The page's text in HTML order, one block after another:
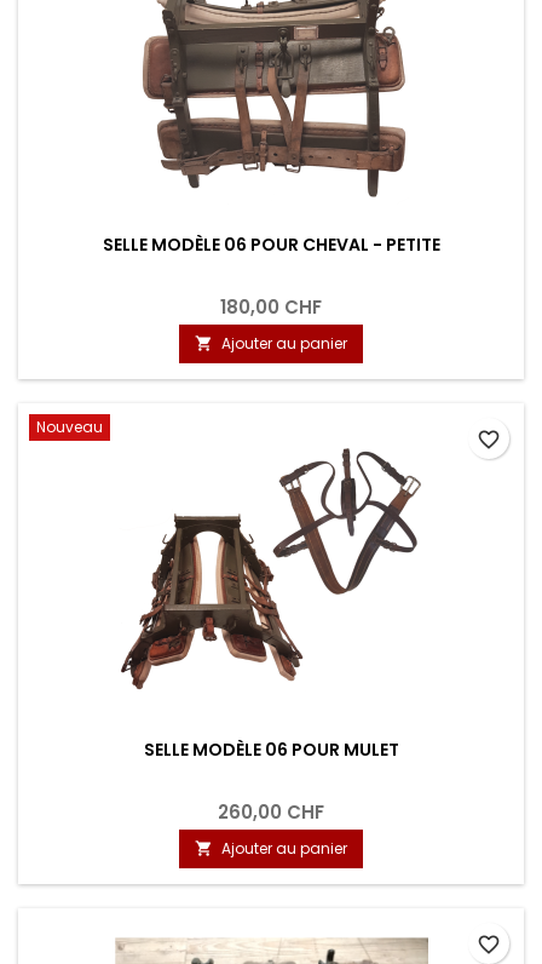
SELLE MODÈLE 06 POUR CHEVAL - PETITE
180,00 CHF
 Ajouter au panier
Nouveau
SELLE MODÈLE 06 POUR MULET
260,00 CHF
 Ajouter au panier
favorite_border
favorite_border